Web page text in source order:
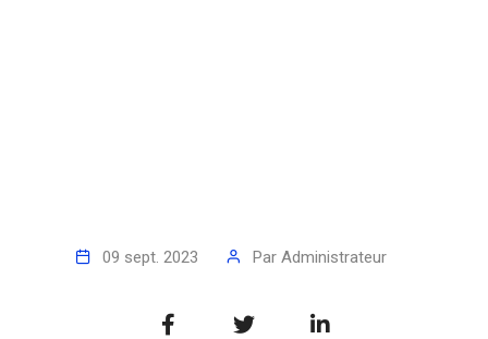
09 sept. 2023 Par Administrateur